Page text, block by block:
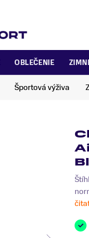
OBLEČENIE
Športová výživa